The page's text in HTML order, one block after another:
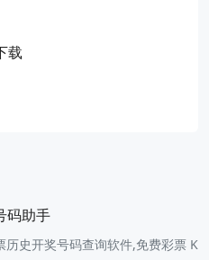
载
码助手
史开奖号码查询软件,免费彩票 K